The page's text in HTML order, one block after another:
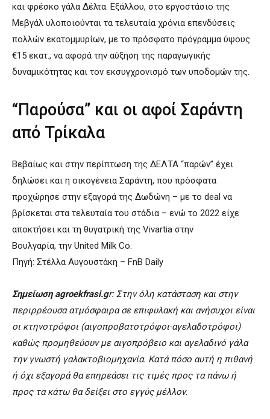
και φρέσκο γάλα Δέλτα. Εξάλλου, στο εργοστάσιο της
Μεβγάλ υλοποιούνται τα τελευταία χρόνια επενδύσεις
πολλών εκατομμυρίων, με το πρόσφατο πρόγραμμα ύψους
€15 εκατ., να αφορά την αύξηση της παραγωγικής
δυναμικότητας και τον εκσυγχρονισμό των υποδομών της.
“Παρούσα” και οι αφοί Σαράντη
από Τρίκαλα
Βεβαίως και στην περίπτωση της ΔΕΛΤΑ “παρών” έχει
δηλώσει και η οικογένεια Σαράντη, που πρόσφατα
προχώρησε στην εξαγορά της Δωδώνη – με το deal να
βρίσκεται στα τελευταία του στάδια – ενώ το 2022 είχε
αποκτήσει και τη θυγατρική της Vivartia στην
Βουλγαρία, την United Milk Co.
Πηγή: Στέλλα Αυγουστάκη – FnB Daily
Σημείωση agroekfrasi.gr: Στην όλη κατάσταση και στην
περιρρέουσα ατμόσφαιρα σε επιφυλακή και ανήσυχοι είναι
οι κτηνοτρόφοι (αιγοπροβατοτρόφοι-αγελαδοτρόφοι)
καθώς προμηθεύουν με αιγοπρόβειο και αγελαδινό γάλα
την γνωστή γαλακτοβιομηχανία. Κατά πόσο αυτή η πιθανή
ή όχι εξαγορά θα επηρεάσει τις τιμές προς τα πάνω ή
προς τα κάτω θα δείξει στο εγγύς μέλλον.